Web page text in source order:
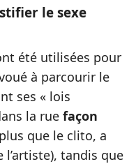
le sexe
été utilisées pour
à parcourir le
ses « lois
la rue façon
que le clito, a
l’artiste), tandis que